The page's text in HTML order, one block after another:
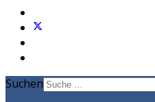
Suchen